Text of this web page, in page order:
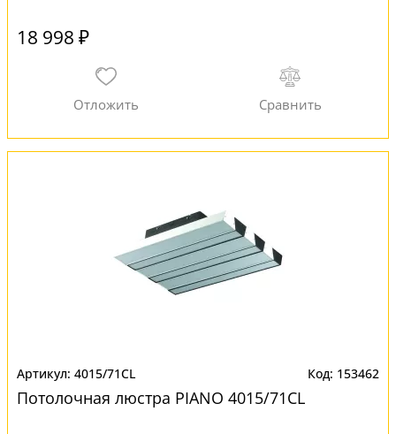
18 998 ₽
4015/71CL 153462
Потолочная люстра PIANO 4015/71CL